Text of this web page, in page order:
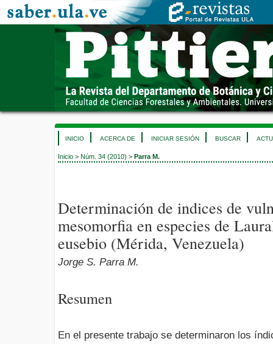
INICIO ACERCA DE INICIAR SESIÓN BUSCAR
Inicio > Núm. 34 (2010) > Parra M.
Determinación de indices de
mesomorfia en especies de
eusebio (Mérida, Venezuela)
Jorge S. Parra M.
Resumen
En el presente trabajo se determinaron los